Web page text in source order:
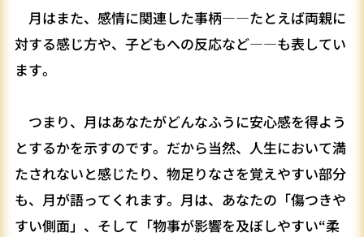
月はまた、感情に関連した事柄――たとえば両親に
対する感じ方や、子どもへの反応など――も表してい
ます。
つまり、月はあなたがどんなふうに安心感を得よう
とするかを示すのです。だから当然、人生において満
たされないと感じたり、物足りなさを覚えやすい部分
も、月が語ってくれます。月は、あなたの「傷つきや
すい側面」、そして「物事が影響を及ぼしやすい“柔